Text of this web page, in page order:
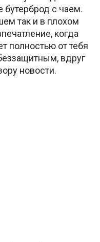
бутерброд с чаем.
так и в плохом
когда
полностью от тебя
вдруг
новости.